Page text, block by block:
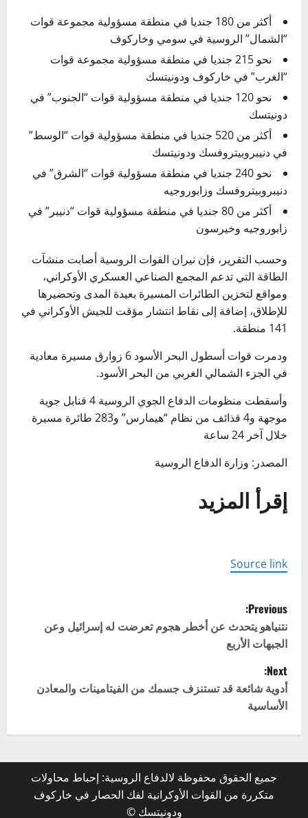
أكثر من 180 جنديا في منطقة مسؤولية مجموعة قوات
“الشمال” الروسية في سومي وخاركوف
نحو 215 جنديا في منطقة مسؤولية مجموعة قوات
“الغرب” في خاركوف ودونيتسك
نحو 120 جنديا في منطقة مسؤولية قوات “الجنوب” في
دونيتسك
أكثر من 520 جنديا في منطقة مسؤولية قوات “الوسط”
في دنيبروبيتروفسك ودونيتسك
نحو 240 جنديا في منطقة مسؤولية قوات “الشرق” في
دنيبروبيتروفسك وزابوروجيه
أكثر من 80 جنديا في منطقة مسؤولية قوات “دنيبر” في
زابوروجيه وخيرسون
وحسب التقرير، فإن نيران القوات الروسية أصابت منشآت
الطاقة التي تدعم المجمع الصناعي العسكري الأوكراني،
ومواقع لتخزين الطائرات المسيرة بعيدة المدى وتحضيرها
للإطلاق، إضافة إلى نقاط انتشار مؤقت للجيش الأوكراني في
141 منطقة.
ودمرت قوات أسطول البحر الأسود 6 زوارق مسيرة معادية
في الجزء الشمالي الغربي من البحر الأسود.
وأسقطت منظومات الدفاع الجوي الروسية 4 قنابل جوية
موجهة و4 قذائف من نظام “هيمارس” و283 طائرة مسيرة
خلال آخر 24 ساعة
المصدر: وزارة الدفاع الروسية
إقرأ المزيد
Source link
P
o
s
t
n
Previous:
نتنياهو يتحدث عن أخطر هجوم تعرضت له إسرائيل وعن
الجبهات الأربع
Next:
أدوية شائعة قد تستنزف جسمك من الفيتامينات والمعادن
الأساسية
جميع الحقوق محفوظة لالدفاع الروسية: إحباط محاولات
متكررة من القوات الأوكرانية لفك الحصار في خاركوف
ودونيتسك ©